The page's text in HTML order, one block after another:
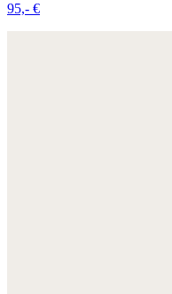
95,- €